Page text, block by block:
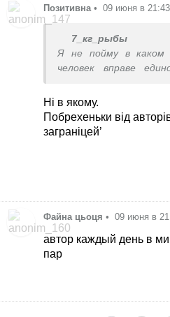
Позитивна • 09 июня в 21:43
7_кг_рыбы
Я не пойму в каком
человек вправе
Ні в якому.
Побрехеньки від
заграніцей’
Файна цьоця • 09 июня в
автор каждый день в
пар